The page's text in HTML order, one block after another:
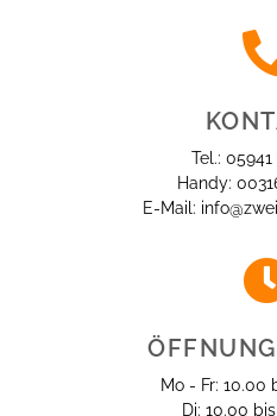
Tel.: 05941
Handy:
E-Mail:
Mo - Fr: 10.00
Di: 10.00